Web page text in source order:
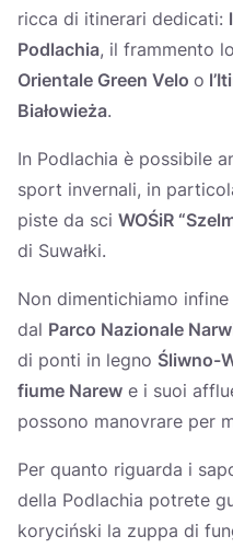
ricca di itinerari dedicati:
Podlachia, il frammento
Orientale Green Velo o
Białowieża.
In Podlachia è possibile
sport invernali, in
piste da sci WOŚiR
di Suwałki.
Non dimentichiamo
dal Parco Nazionale
di ponti in legno Śliwno-
fiume Narew e i suoi
possono manovrare per
Per quanto riguarda i
della Podlachia potrete
koryciński la zuppa di